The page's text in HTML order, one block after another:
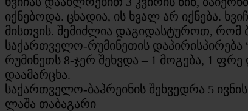
იქნებოდა. ცხადია, ის ხვალ არ იქნება.
მისთვის. შემიძლია დაგიდასტუროთ, რომ
საქართველო-რუმინეთის დაპირისპირება
რუმინეთს 8-ჯერ შეხვდა – 1 მოგება, 1
დაამარცხა.
საქართველო-ბაჰრეინის შეხვედრა 5
ლაშა თაბაგარი